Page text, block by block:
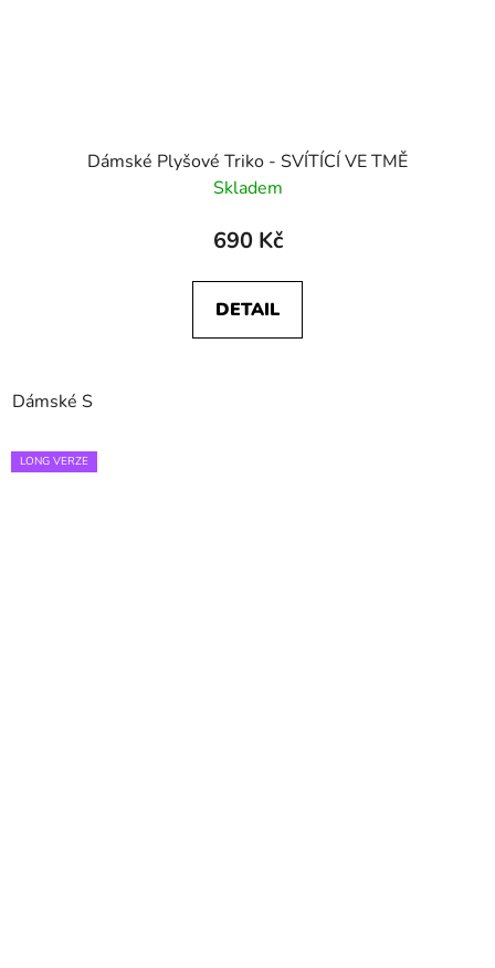
Dámské Plyšové Triko - SVÍTÍCÍ VE TMĚ
Skladem
690 Kč
DETAIL
Dámské S
LONG VERZE